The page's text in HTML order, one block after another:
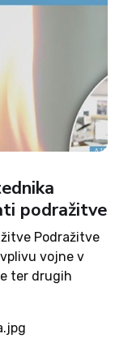
podražitve
Podražitve
vojne v
ter drugih
Treba bo